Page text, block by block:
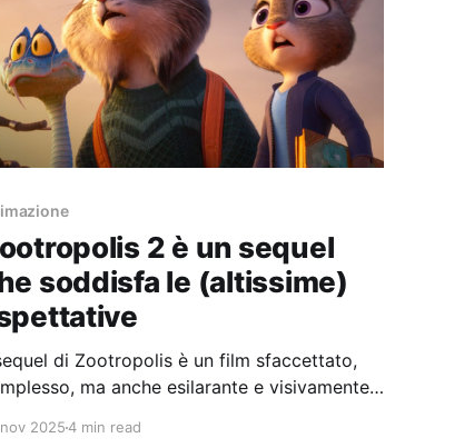
2 è un sequel
soddisfa le (altissime)
di Zootropolis è un film sfaccettato,
ma anche esilarante e visivamente
20254 min read